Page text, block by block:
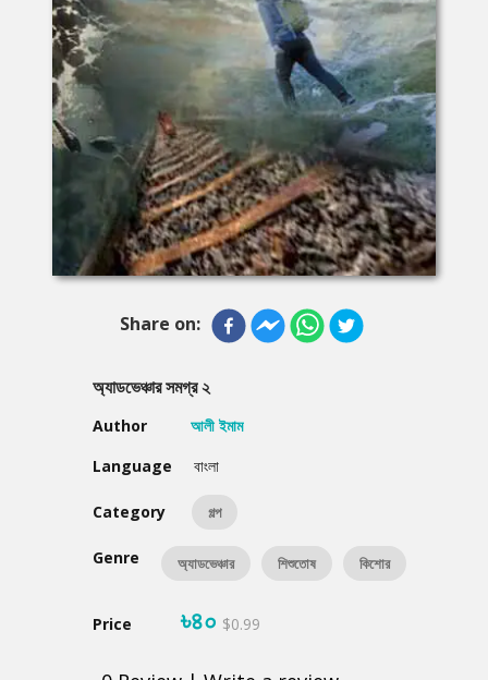
Share on:
অ্যাডভেঞ্চার সমগ্র ২
Author
আলী ইমাম
Language
বাংলা
Category গল্প
Genre অ্যাডভেঞ্চার শিশুতোষ কিশোর
Price ৳৪০ $0.99